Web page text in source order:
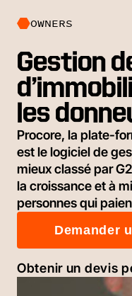
OWNERS
Gestion
les
Procore, la plate-
est le logiciel de
mieux classé par
la croissance et à
personnes qui
Demander
Obtenir un devis